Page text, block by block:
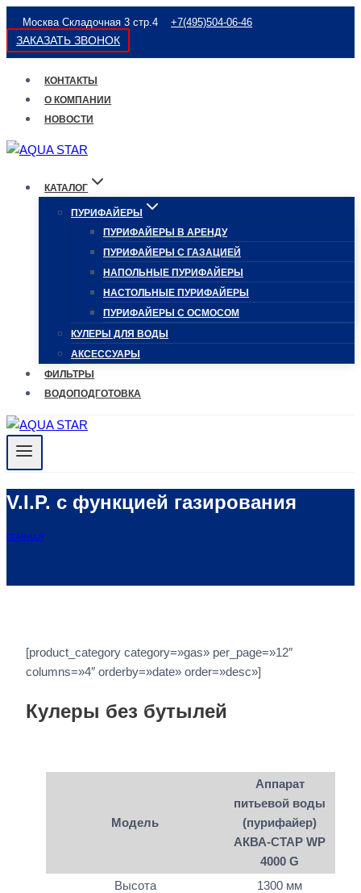
Перейти
к
содержимому
Москва Складочная 3 стр.4 +7(495)504-06-46
ЗАКАЗАТЬ ЗВОНОК
КОНТАКТЫ
О КОМПАНИИ
НОВОСТИ
КАТАЛОГ
ПУРИФАЙЕРЫ
ПУРИФАЙЕРЫ В АРЕНДУ
ПУРИФАЙЕРЫ С ГАЗАЦИЕЙ
НАПОЛЬНЫЕ ПУРИФАЙЕРЫ
НАСТОЛЬНЫЕ ПУРИФАЙЕРЫ
ПУРИФАЙЕРЫ С ОСМОСОМ
КУЛЕРЫ ДЛЯ ВОДЫ
АКСЕССУАРЫ
ФИЛЬТРЫ
ВОДОПОДГОТОВКА
V.I.P. с функцией газирования
ГЛАВНАЯ
[product_category category=»gas» per_page=»12″
columns=»4″ orderby=»date» order=»desc»]
Кулеры без бутылей
Модель
Аппарат
питьевой воды
(пурифайер)
АКВА-СТАР WP
4000 G
Высота
1300 мм